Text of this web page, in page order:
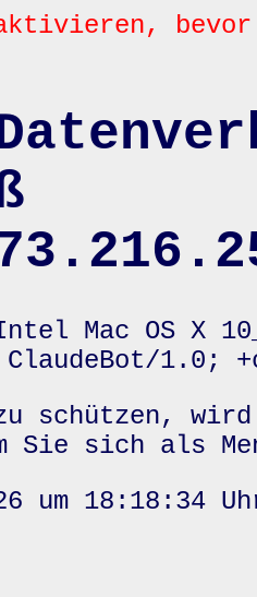
aktivieren,
Mac OS X
1.0;
schützen,
Sie sich als
um 18:18:34